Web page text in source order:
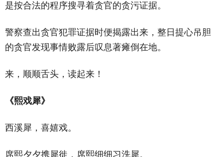
是按合法的程序搜寻着贪官的贪污证据。
警察查出贪官犯罪证据时便揭露出来，整日提心吊胆
的贪官发现事情败露后叹息著瘫倒在地。
来，顺顺舌头，读起来！
《熙戏犀》
西溪犀，喜嬉戏。
席熙夕夕携犀徙，席熙细细习洗犀。